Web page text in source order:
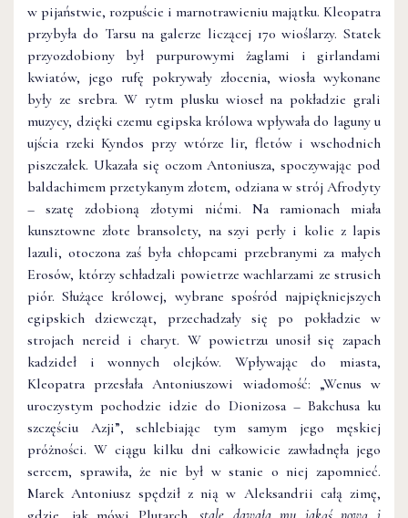
w pijaństwie, rozpuście i marnotrawieniu majątku. Kleopatra
przybyła do Tarsu na galerze liczącej 170 wioślarzy. Statek
przyozdobiony był purpurowymi żaglami i girlandami
kwiatów, jego rufę pokrywały złocenia, wiosła wykonane
były ze srebra. W rytm plusku wioseł na pokładzie grali
muzycy, dzięki czemu egipska królowa wpływała do laguny u
ujścia rzeki Kyndos przy wtórze lir, fletów i wschodnich
piszczałek. Ukazała się oczom Antoniusza, spoczywając pod
baldachimem przetykanym złotem, odziana w strój Afrodyty
– szatę zdobioną złotymi nićmi. Na ramionach miała
kunsztowne złote bransolety, na szyi perły i kolie z lapis
lazuli, otoczona zaś była chłopcami przebranymi za małych
Erosów, którzy schładzali powietrze wachlarzami ze strusich
piór. Służące królowej, wybrane spośród najpiękniejszych
egipskich dziewcząt, przechadzały się po pokładzie w
strojach nereid i charyt. W powietrzu unosił się zapach
kadzideł i wonnych olejków. Wpływając do miasta,
Kleopatra przesłała Antoniuszowi wiadomość: „Wenus w
uroczystym pochodzie idzie do Dionizosa – Bakchusa ku
szczęściu Azji”, schlebiając tym samym jego męskiej
próżności. W ciągu kilku dni całkowicie zawładnęła jego
sercem, sprawiła, że nie był w stanie o niej zapomnieć.
Marek Antoniusz spędził z nią w Aleksandrii całą zimę,